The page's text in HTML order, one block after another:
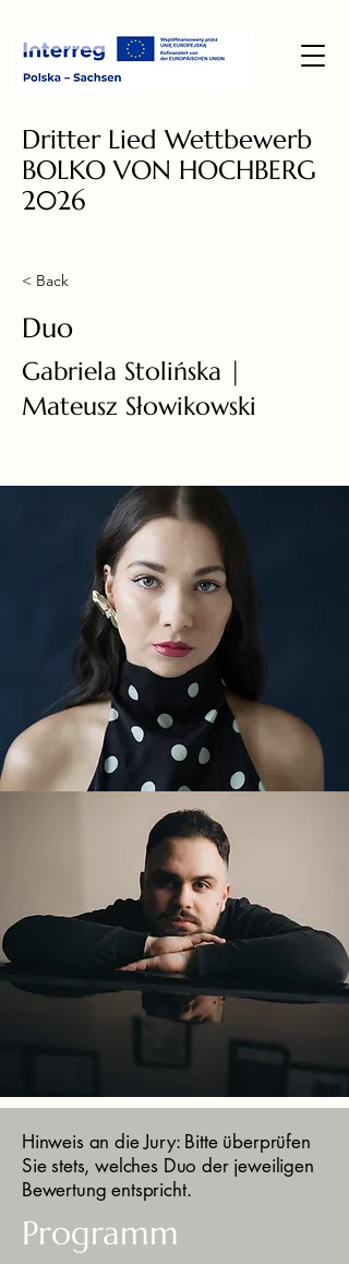
Dritter Lied Wettbewerb
BOLKO VON HOCHBERG
2026
< Back
Duo
Gabriela Stolińska |
Mateusz Słowikowski
Hinweis an die Jury: Bitte überprüfen
Sie stets, welches Duo der jeweiligen
Bewertung entspricht.
Programm